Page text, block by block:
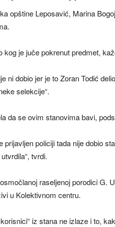
opštine Leposavić, Marina
kog je juče pokrenut predmet,
ni dobio jer je to Zoran Todić
selekcije“.
da se ovim stanovima bavi,
prijavljen policiji tada nije dobio
tvrdi.
raseljenoj porodici G.
u Kolektivnom centru.
iz stana ne izlaze i to,